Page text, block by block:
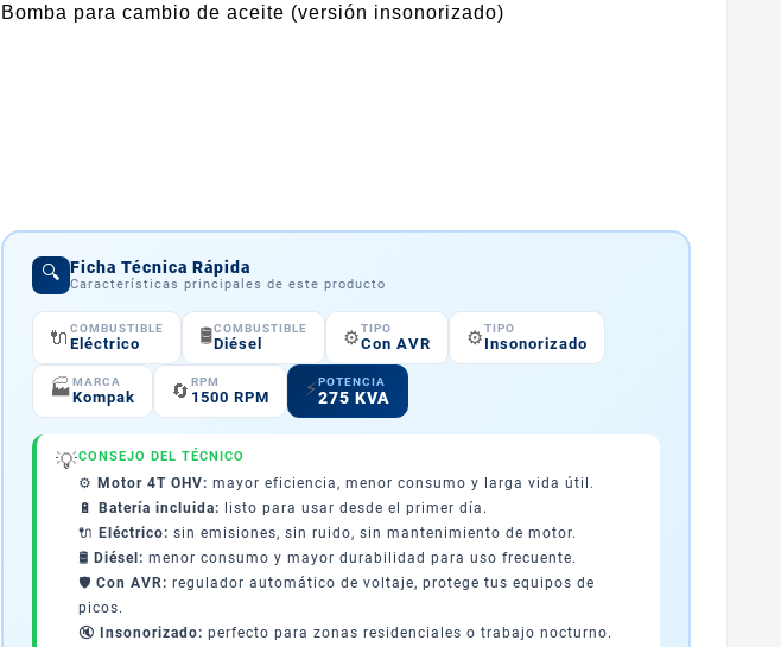
Bomba para cambio de aceite (versión insonorizado)
🔍 Ficha Técnica Rápida
Características principales de este producto
🔌 COMBUSTIBLE
Eléctrico 🛢️COMBUSTIBLE
Diésel ⚙️TIPO
Con AVR ⚙️TIPO
Insonorizado
🏭MARCA
Kompak 🔄 RPM
1500 RPM ⚡POTENCIA
275 KVA
💡CONSEJO DEL TÉCNICO
⚙️ Motor 4T OHV: mayor eficiencia, menor consumo y larga vida útil.
🔋 Batería incluida: listo para usar desde el primer día.
🔌 Eléctrico: sin emisiones, sin ruido, sin mantenimiento de motor.
🛢️ Diésel: menor consumo y mayor durabilidad para uso frecuente.
🛡️ Con AVR: regulador automático de voltaje, protege tus equipos de
picos.
🔇 Insonorizado: perfecto para zonas residenciales o trabajo nocturno.